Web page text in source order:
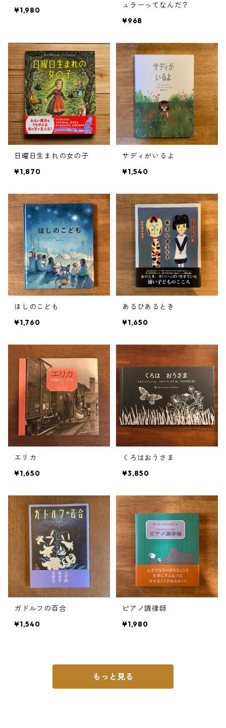
¥1,980
ュラーってなんだ？
¥968
日曜日生まれの女の子
¥1,870
サディがいるよ
¥1,540
ほしのこども
¥1,760
あるひあるとき
¥1,650
エリカ
¥1,650
くろはおうさま
¥3,850
ガドルフの百合
¥1,540
ピアノ調律師
¥1,980
もっと見る